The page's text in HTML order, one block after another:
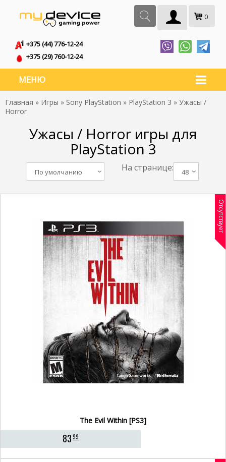
0
+375 (44) 776-12-24
+375 (29) 760-12-24
МЕНЮ
Главная » Игры » Sony PlayStation » PlayStation 3 » Ужасы /
Horror
Ужасы / Horror игры для
PlayStation 3
На странице: 48
По умолчанию
Отсутствует
The Evil Within [PS3]
8399